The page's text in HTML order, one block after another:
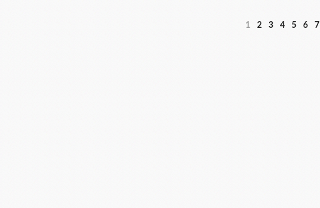
1 2 3 4 5 6 7